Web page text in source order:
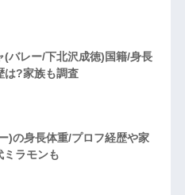
(バレー/下北沢成徳)国籍/身長
は?家族も調査
)の身長体重/プロフ経歴や家
ラモンも